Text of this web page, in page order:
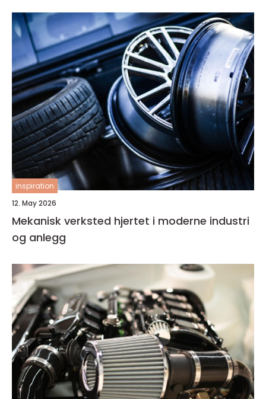
inspiration
12. May 2026
Mekanisk verksted hjertet i moderne industri
og anlegg